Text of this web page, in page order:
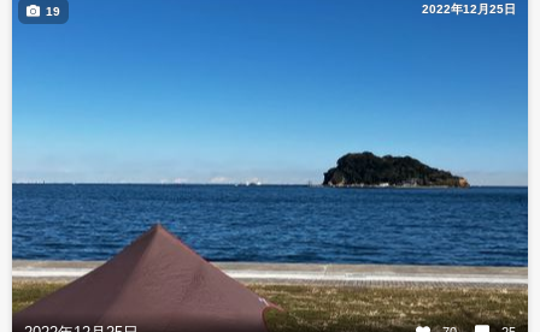
2022年12月25日
19